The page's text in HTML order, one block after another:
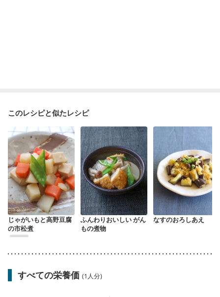
このレシピと似たレシピ
じゃがいもと高野豆腐
の市松煮
ふんわりおいしい がん
もの煮物
なすのおろしあえ
すべての栄養価 (1人分)